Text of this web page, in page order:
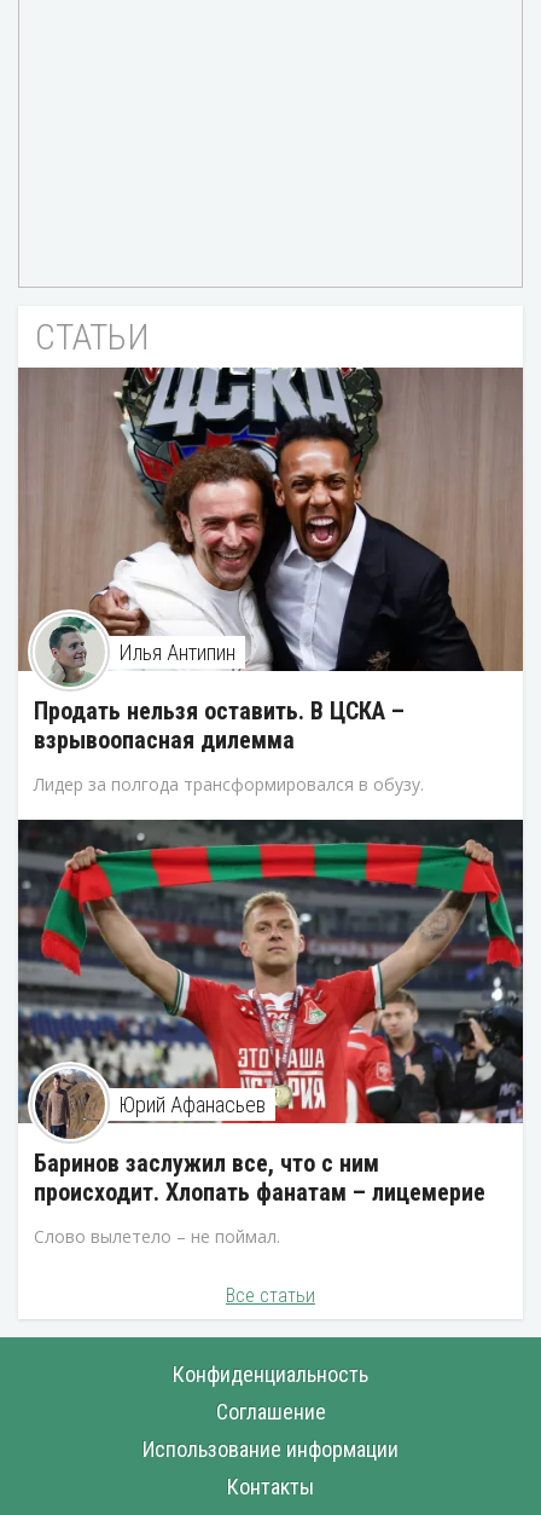
СТАТЬИ
Илья Антипин
Продать нельзя оставить. В ЦСКА –
взрывоопасная дилемма
Лидер за полгода трансформировался в обузу.
Юрий Афанасьев
Баринов заслужил все, что с ним
происходит. Хлопать фанатам – лицемерие
Слово вылетело – не поймал.
Все статьи
Конфиденциальность
Соглашение
Использование информации
Контакты